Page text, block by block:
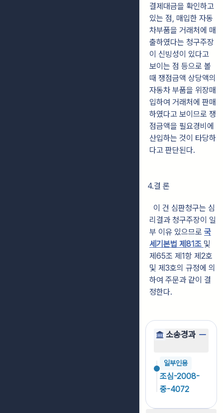
결제대금을 확인하고
있는 점, 매입한 자동
차부품을 거래처에 매
출하였다는 청구주장
이 신빙성이 있다고
보이는 점 등으로 볼
때 쟁점금액 상당액의
자동차 부품을 위장매
입하여 거래처에 판매
하였다고 보이므로 쟁
점금액을 필요경비에
산입하는 것이 타당하
다고 판단된다.
4.결 론
이 건 심판청구는 심
리결과 청구주장이 일
부 이유 있으므로 국
세기본법 제81조 및
제65조 제1항 제2호
및 제3호의 규정에 의
하여 주문과 같이 결
정한다.
소송경과
일부인용
조심-2008-
중-4072